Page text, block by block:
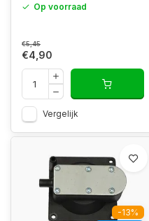
Op voorraad
€5,45
€4,90
Vergelijk
-13%